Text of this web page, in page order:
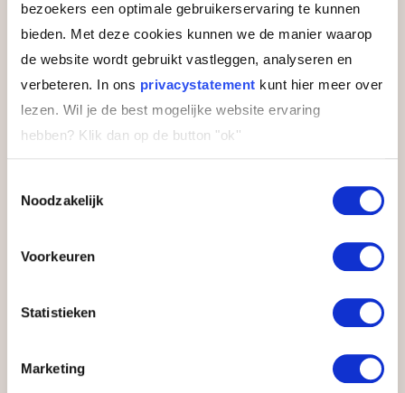
bezoekers een optimale gebruikerservaring te kunnen
bieden. Met deze cookies kunnen we de manier waarop
de website wordt gebruikt vastleggen, analyseren en
verbeteren. In ons privacystatement kunt hier meer over
lezen. Wil je de best mogelijke website ervaring
hebben? Klik dan op de button "ok''
Noodzakelijk
Voorkeuren
Statistieken
Marketing
InstemmingJa, ik ontvang graag updates over
deze en andere opleidingen
Door de brochure aan te vragen, ga je ermee
of per e-mail contact met je op te nemen voor
een vrijblijvende ontvangstcheck en passend